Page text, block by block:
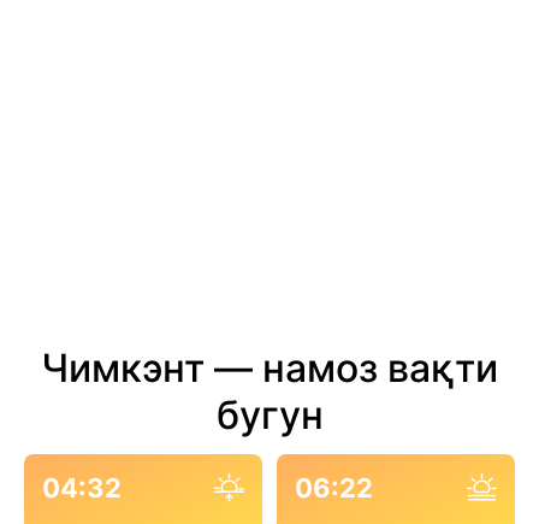
Чимкэнт — намоз вақти
бугун
04:32 06:22